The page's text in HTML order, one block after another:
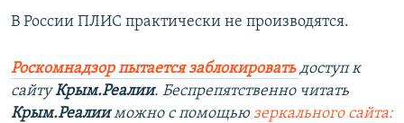
В России ПЛИС практически не производятся.
Роскомнадзор пытается заблокировать доступ к
сайтуКрым.Реалии. Беспрепятственно читать
Крым.Реалииможно с помощью зеркального сайта: